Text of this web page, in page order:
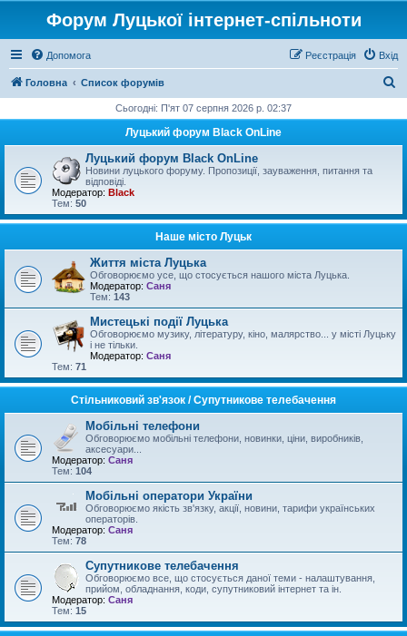
Форум Луцької інтернет-спільноти
Допомога Вхід
Реєстрація
Головна Список форумів
у
Сьогодні: П'ят 07 серпня 2026 р. 02:37
Луцький форум Black OnLine
Луцький форум Black OnLine
Новини луцького форуму. Пропозиції, зауваження, питання та
відповіді.
Модератор: Black
Тем: 50
Наше місто Луцьк
Життя міста Луцька
Обговорюємо усе, що стосується нашого міста Луцька.
Модератор: Саня
Тем: 143
Мистецькі події Луцька
Обговорюємо музику, літературу, кіно, малярство... у місті Луцьку
і не тільки.
Модератор: Саня
Тем: 71
Стільниковий зв'язок / Супутникове телебачення
Мобільні телефони
Обговорюємо мобільні телефони, новинки, ціни, виробників,
аксесуари...
Модератор: Саня
Тем: 104
Мобільні оператори України
Обговорюємо якість зв'язку, акції, новини, тарифи українських
операторів.
Модератор: Саня
Тем: 78
Супутникове телебачення
Обговорюємо все, що стосується даної теми - налаштування,
прийом, обладнання, коди, супутниковий інтернет та ін.
Модератор: Саня
Тем: 15